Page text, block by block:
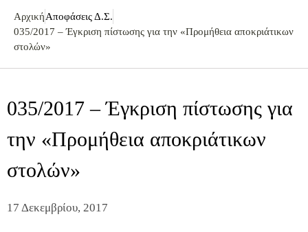
ΑρχικήΑποφάσεις Δ.Σ.
035/2017 – Έγκριση πίστωσης για την «Προμήθεια αποκριάτικων
στολών»
035/2017 – Έγκριση πίστωσης για
την «Προμήθεια αποκριάτικων
στολών»
17 Δεκεμβρίου, 2017